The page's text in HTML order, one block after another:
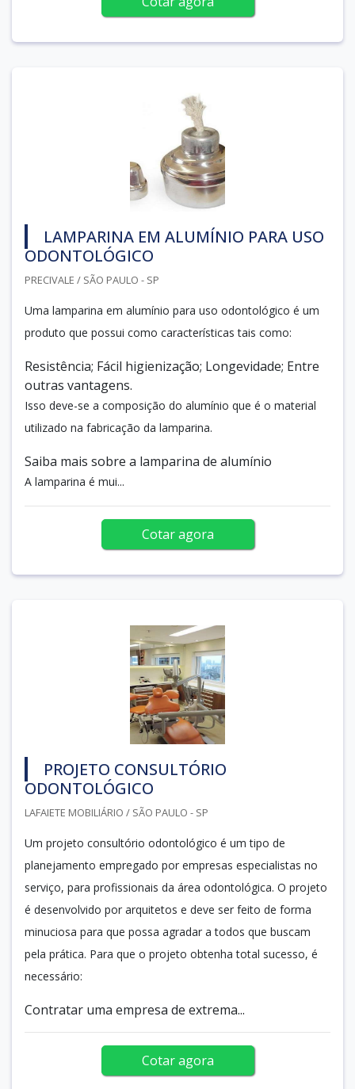
LAMPARINA EM ALUMÍNIO PARA USO
ODONTOLÓGICO
PRECIVALE / SÃO PAULO - SP
Uma lamparina em alumínio para uso odontológico é um
produto que possui como características tais como:
Resistência; Fácil higienização; Longevidade; Entre
outras vantagens.
Isso deve-se a composição do alumínio que é o material
utilizado na fabricação da lamparina.
Saiba mais sobre a lamparina de alumínio
A lamparina é mui...
Cotar agora
PROJETO CONSULTÓRIO
ODONTOLÓGICO
LAFAIETE MOBILIÁRIO / SÃO PAULO - SP
Um projeto consultório odontológico é um tipo de
planejamento empregado por empresas especialistas no
serviço, para profissionais da área odontológica. O projeto
é desenvolvido por arquitetos e deve ser feito de forma
minuciosa para que possa agradar a todos que buscam
pela prática. Para que o projeto obtenha total sucesso, é
necessário:
Contratar uma empresa de extrema...
Cotar agora